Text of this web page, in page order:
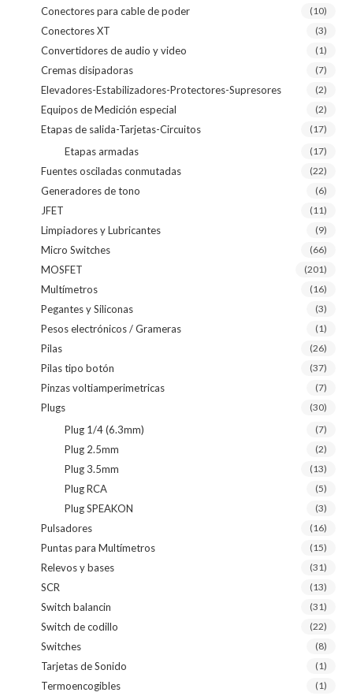
Conectores para cable de poder (10)
Conectores XT (3)
Convertidores de audio y video (1)
Cremas disipadoras (7)
Elevadores-Estabilizadores-Protectores-Supresores (2)
Equipos de Medición especial (2)
Etapas de salida-Tarjetas-Circuitos (17)
Etapas armadas (17)
Fuentes osciladas conmutadas (22)
Generadores de tono (6)
JFET (11)
Limpiadores y Lubricantes (9)
Micro Switches (66)
MOSFET (201)
Multímetros (16)
Pegantes y Siliconas (3)
Pesos electrónicos / Grameras (1)
Pilas (26)
Pilas tipo botón (37)
Pinzas voltiamperimetricas (7)
Plugs (30)
Plug 1/4 (6.3mm) (7)
Plug 2.5mm (2)
Plug 3.5mm (13)
Plug RCA (5)
Plug SPEAKON (3)
Pulsadores (16)
Puntas para Multímetros (15)
Relevos y bases (31)
SCR (13)
Switch balancin (31)
Switch de codillo (22)
Switches (8)
Tarjetas de Sonido (1)
Termoencogibles (1)